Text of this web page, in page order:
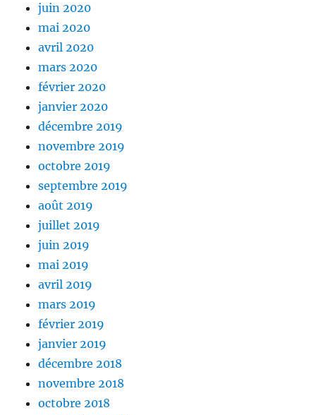
juin 2020
mai 2020
avril 2020
mars 2020
février 2020
janvier 2020
décembre 2019
novembre 2019
octobre 2019
septembre 2019
août 2019
juillet 2019
juin 2019
mai 2019
avril 2019
mars 2019
février 2019
janvier 2019
décembre 2018
novembre 2018
octobre 2018